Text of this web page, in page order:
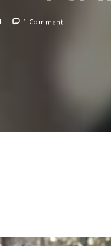
1 Comment